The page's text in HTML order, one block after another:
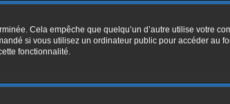
Cela empêche que quelqu’un d’autre utilise votre
si vous utilisez un ordinateur public pour accéder au
fonctionnalité.